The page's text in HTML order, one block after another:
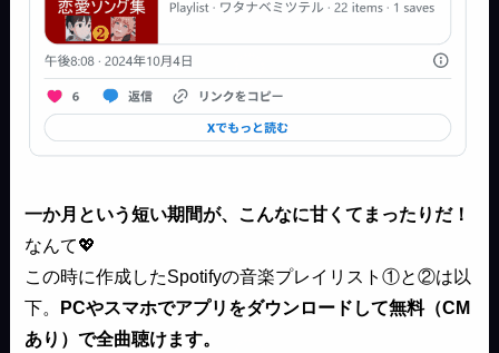
一か月という短い期間が、こんなに甘くてまったりだ！
なんて💖
この時に作成したSpotifyの音楽プレイリスト①と②は以
下。
PCやスマホでアプリをダウンロードして無料（CM
あり）で全曲聴けます。